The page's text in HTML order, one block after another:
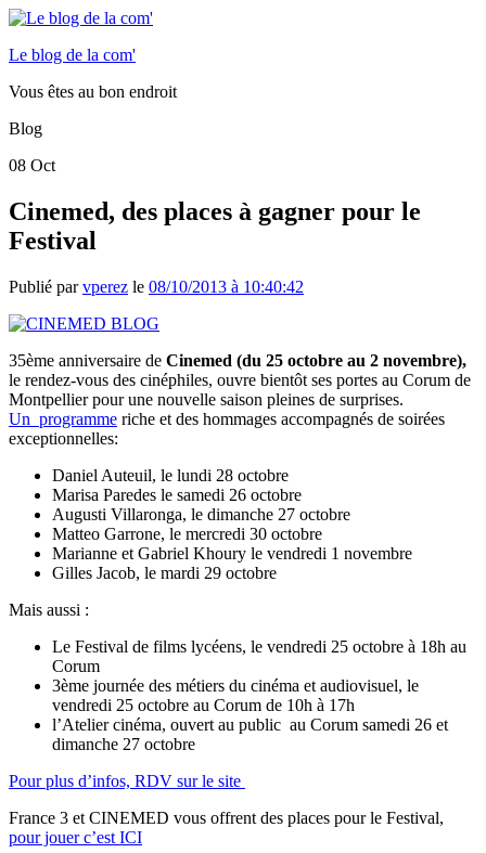
Le blog de la com'
Vous êtes au bon endroit
Blog
08 Oct
Cinemed, des places à gagner pour le
Festival
Publié parvperez le 08/10/2013 à 10:40:42
35ème anniversaire de Cinemed (du 25 octobre au 2 novembre),
le rendez-vous des cinéphiles, ouvre bientôt ses portes au Corum de
Montpellier pour une nouvelle saison pleines de surprises.
Un programme riche et des hommages accompagnés de soirées
exceptionnelles:
Daniel Auteuil, le lundi 28 octobre
Marisa Paredes le samedi 26 octobre
Augusti Villaronga, le dimanche 27 octobre
Matteo Garrone, le mercredi 30 octobre
Marianne et Gabriel Khoury le vendredi 1 novembre
Gilles Jacob, le mardi 29 octobre
Mais aussi :
Le Festival de films lycéens, le vendredi 25 octobre à 18h au
Corum
3ème journée des métiers du cinéma et audiovisuel, le
vendredi 25 octobre au Corum de 10h à 17h
l’Atelier cinéma, ouvert au public au Corum samedi 26 et
dimanche 27 octobre
Pour plus d’infos, RDV sur le site
France 3 et CINEMED vous offrent des places pour le Festival,
pour jouer c’est ICI